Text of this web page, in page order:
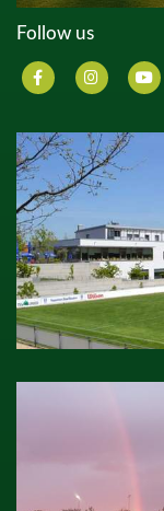
Follow us